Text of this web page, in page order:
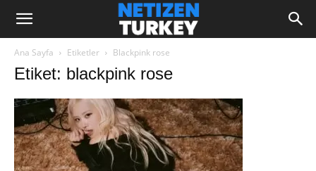
Ana Sayfa Etiketler Blackpink rose
Etiket: blackpink rose